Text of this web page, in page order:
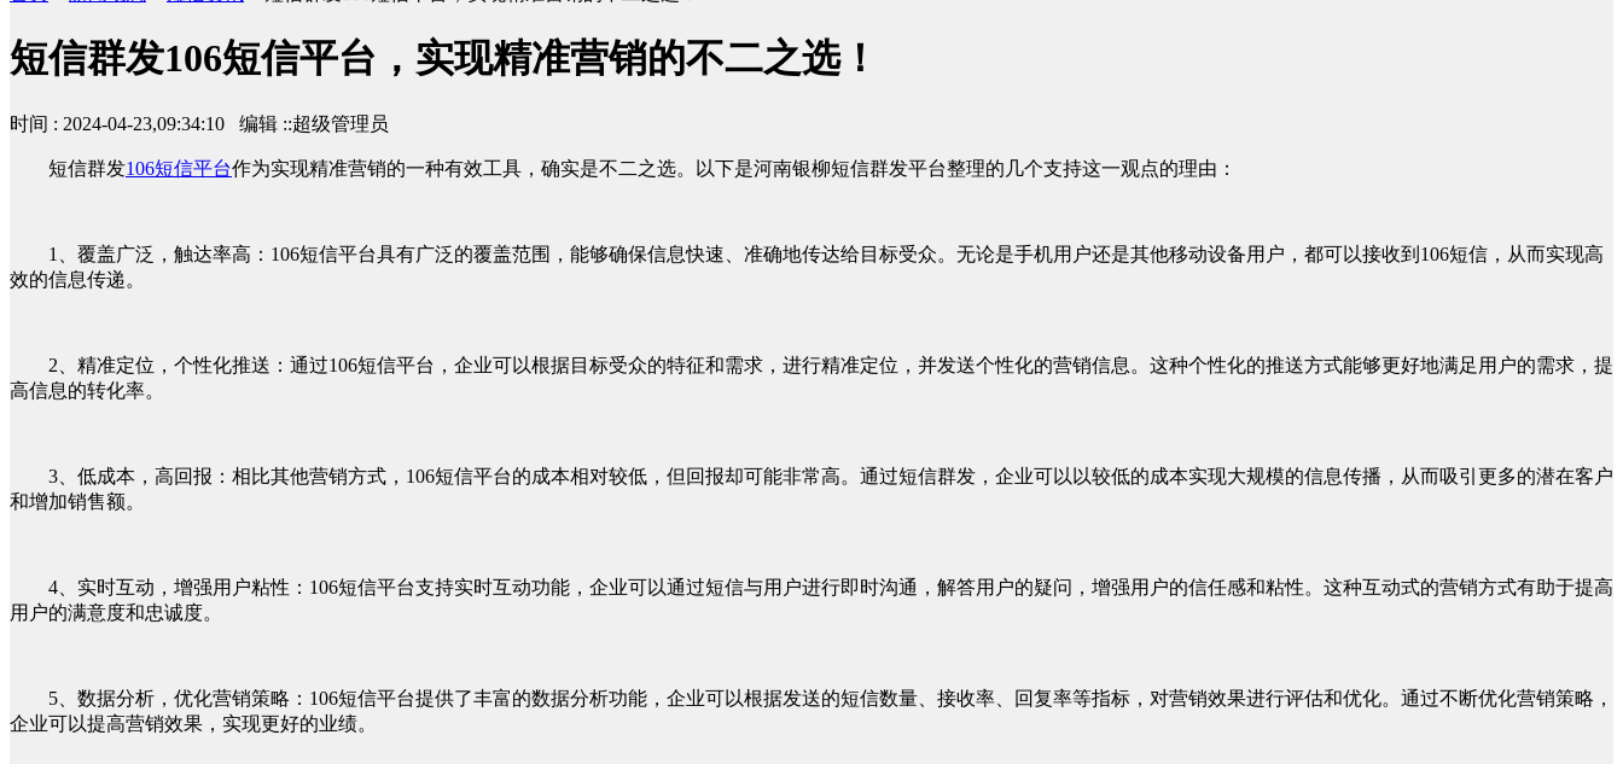
短信群发106短信平台，实现精准营销的不二之选！
时间 : 2024-04-23,09:34:10 编辑 ::超级管理员
短信群发106短信平台作为实现精准营销的一种有效工具，确实是不二之选。以下是河南银柳短信群发平台整理的几个支持这一观点的理由：
1、覆盖广泛，触达率高：106短信平台具有广泛的覆盖范围，能够确保信息快速、准确地传达给目标受众。无论是手机用户还是其他移动设备用户，都可以接收到106短信，从而实现高
效的信息传递。
2、精准定位，个性化推送：通过106短信平台，企业可以根据目标受众的特征和需求，进行精准定位，并发送个性化的营销信息。这种个性化的推送方式能够更好地满足用户的需求，提
高信息的转化率。
3、低成本，高回报：相比其他营销方式，106短信平台的成本相对较低，但回报却可能非常高。通过短信群发，企业可以以较低的成本实现大规模的信息传播，从而吸引更多的潜在客户
和增加销售额。
4、实时互动，增强用户粘性：106短信平台支持实时互动功能，企业可以通过短信与用户进行即时沟通，解答用户的疑问，增强用户的信任感和粘性。这种互动式的营销方式有助于提高
用户的满意度和忠诚度。
5、数据分析，优化营销策略：106短信平台提供了丰富的数据分析功能，企业可以根据发送的短信数量、接收率、回复率等指标，对营销效果进行评估和优化。通过不断优化营销策略，
企业可以提高营销效果，实现更好的业绩。